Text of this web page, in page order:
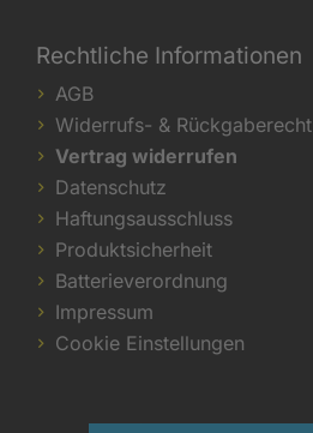
Rechtliche Informationen
AGB
Widerrufs- & Rückgaberecht
Vertrag widerrufen
Datenschutz
Haftungsausschluss
Produktsicherheit
Batterieverordnung
Impressum
Cookie Einstellungen